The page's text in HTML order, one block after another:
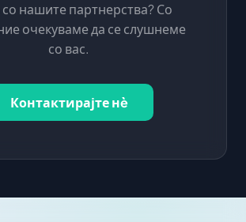
со нашите партнерства? Со
очекуваме да се слушнеме
со вас.
Контактирајте нè